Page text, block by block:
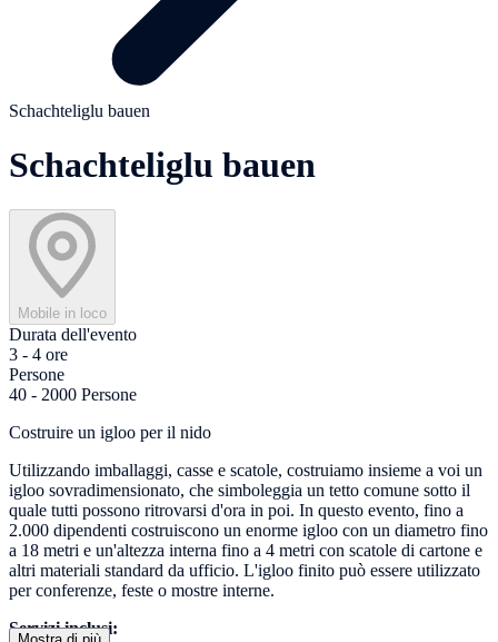
Schachteliglu bauen
Schachteliglu bauen
Mobile in loco
Durata dell'evento
3 - 4 ore
Persone
40 - 2000 Persone
Costruire un igloo per il nido
Utilizzando imballaggi, casse e scatole, costruiamo insieme a voi un
igloo sovradimensionato, che simboleggia un tetto comune sotto il
quale tutti possono ritrovarsi d'ora in poi. In questo evento, fino a
2.000 dipendenti costruiscono un enorme igloo con un diametro fino
a 18 metri e un'altezza interna fino a 4 metri con scatole di cartone e
altri materiali standard da ufficio. L'igloo finito può essere utilizzato
per conferenze, feste o mostre interne.
Servizi inclusi: